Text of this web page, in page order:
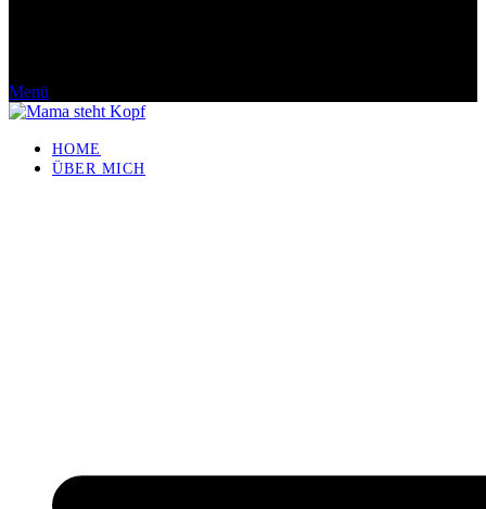
Menü
HOME
ÜBER MICH